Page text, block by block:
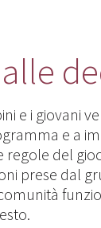
e i giovani
e a
regole del
prese dal